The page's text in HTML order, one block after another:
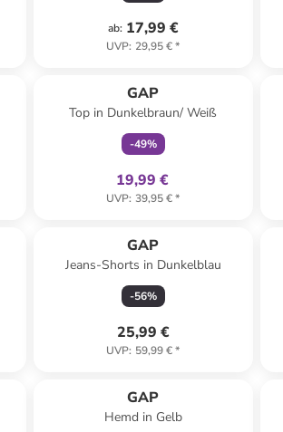
ab: 17,99 €
UVP: 29,95 €*
GAP
Top in Dunkelbraun/ Weiß
-49%
19,99 €
UVP: 39,95 €*
GAP
Jeans-Shorts in Dunkelblau
-56%
25,99 €
UVP: 59,99 €*
GAP
Hemd in Gelb